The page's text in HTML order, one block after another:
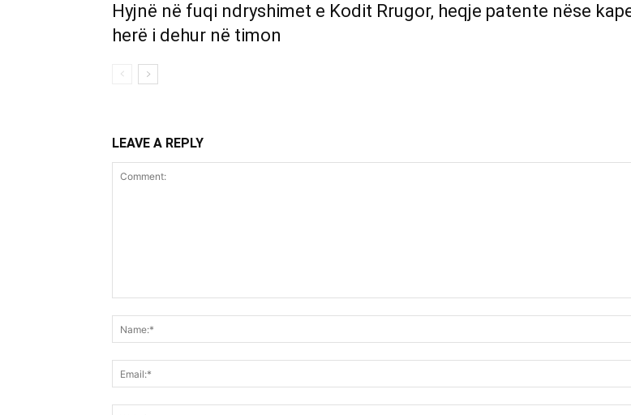
Hyjnë në fuqi ndryshimet e Kodit Rrugor, heqje patente nëse
herë i dehur në timon
LEAVE A REPLY